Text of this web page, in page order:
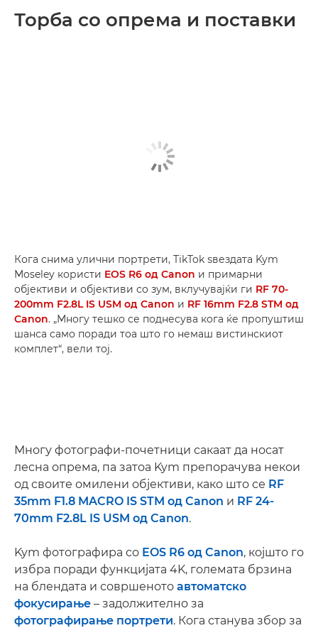
Торба со опрема и поставки
Кога снима улични портрети, TikTok ѕвездата Kym
Moseley користи EOS R6 од Canon и примарни
објективи и објективи со зум, вклучувајќи ги RF 70-
200mm F2.8L IS USM од Canon и RF 16mm F2.8 STM од
Canon. „Многу тешко се поднесува кога ќе пропуштиш
шанса само поради тоа што го немаш вистинскиот
комплет“, вели тој.
Многу фотографи-почетници сакаат да носат
лесна опрема, па затоа Kym препорачува некои
од своите омилени објективи, како што се RF
35mm F1.8 MACRO IS STM од Canon и RF 24-
70mm F2.8L IS USM од Canon.
Kym фотографира со EOS R6 од Canon, којшто го
избра поради функцијата 4K, големата брзина
на блендата и совршеното автоматско
фокусирање – задолжително за
фотографирање портрети. Кога станува збор за